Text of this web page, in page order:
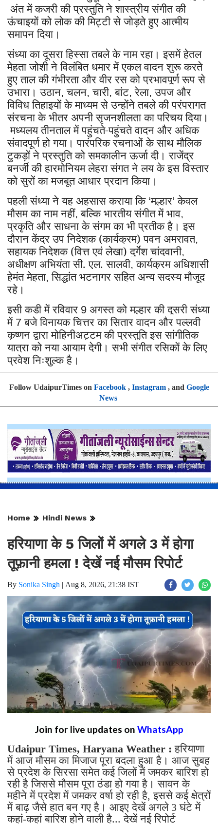
अंत में कजरी की प्रस्तुति ने शास्त्रीय संगीत की
ऊंचाइयों को लोक की मिट्टी से जोड़ते हुए आत्मीय
समापन दिया।
संध्या का दूसरा हिस्सा तबले के नाम रहा। इसमें हेतल
मेहता जोशी ने विलंबित धमार में एकल वादन शुरू करते
हुए ताल की गंभीरता और वीर रस को प्रभावपूर्ण रूप से
उभारा। उठान,चलन,चारी,बांट,रेला,उपज और
विविध तिहाइयों के माध्यम से उन्होंने तबले की परंपरागत
संरचना के भीतर अपनी सृजनशीलता का परिचय दिया।
मध्यलय तीनताल में पहुंचते-पहुंचते वादन और अधिक
संवादपूर्ण हो गया। पारंपरिक रचनाओं के साथ मौलिक
टुकड़ों ने प्रस्तुति को समकालीन ऊर्जा दी। राजेंद्र
बनर्जी की हारमोनियम लेहरा संगत ने लय के इस विस्तार
को सुरों का मजबूत आधार प्रदान किया।
पहली संध्या ने यह अहसास कराया कि ‘मल्हार’केवल
मौसम का नाम नहीं,बल्कि भारतीय संगीत में भाव,
प्रकृति और साधना के संगम का भी प्रतीक है।इस
दौरान केंद्र उप निदेशक (कार्यक्रम) पवन अमरावत,
सहायक निदेशक (वित्त एवं लेखा) दुर्गेश चांदवानी,
अधीक्षण अभियंता सी. एल. सालवी,कार्यक्रम अधिशासी
हेमंत मेहता,सिद्धांत भटनागर सहित अन्य सदस्य मौजूद
रहे।
इसी कड़ी में रविवार 9 अगस्त को मल्हार की दूसरी संध्या
में 7बजे विनायक चित्तर का सितार वादन और पल्लवी
कृष्णन द्वारा मोहिनीअट्टम की प्रस्तुति इस सांगीतिक
यात्रा को नया आयाम देगी। सभी संगीत रसिकों के लिए
प्रवेश निःशुल्क है।
Follow UdaipurTimes on Facebook, Instagram, and Google
News
Home Hindi News
हरियाणा के 5 जिलों में अगले 3 में होगा
तूफ़ानी हमला ! देखें नई मौसम रिपोर्ट
By Sonika Singh | Aug 8, 2026, 21:38 IST
Join for live updates on WhatsApp
Udaipur Times, Haryana Weather :हरियाणा
में आज मौसम का मिजाज पूरा बदला हुआ है। आज सुबह
से प्रदेश के सिरसा समेत कई जिलों में जमकर बारिश हो
रही है जिससे मौसम पूरा ठंडा हो गया है। सावन के
महीने में प्रदेश में जमकर वर्षा हो रही है, इससे कई क्षेत्रों
में बाढ़ जैसे हात बन गए है। आइए देखें अगले 3 घंटे में
कहां-कहां बारिश होने वाली है... देखें नई रिपोर्ट